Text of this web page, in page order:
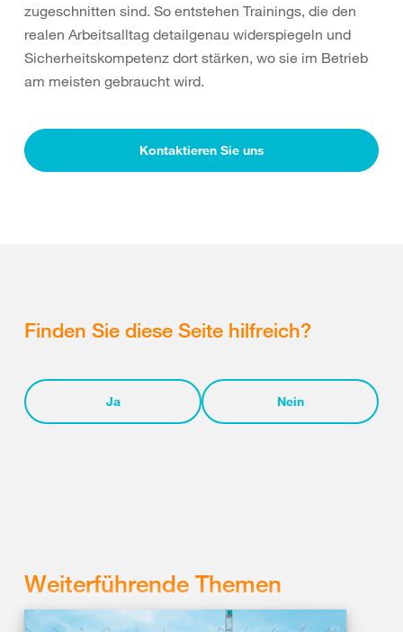
zugeschnitten sind. So entstehen Trainings, die den
realen Arbeitsalltag detailgenau widerspiegeln und
Sicherheitskompetenz dort stärken, wo sie im Betrieb
am meisten gebraucht wird.
Kontaktieren Sie uns
Finden Sie diese Seite hilfreich?
Ja Nein
Weiterführende Themen